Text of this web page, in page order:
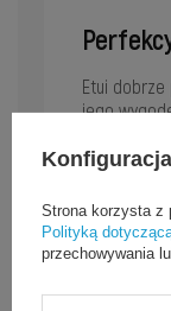
Etui
jego
Strona korzysta z
Polityką
przechowywania